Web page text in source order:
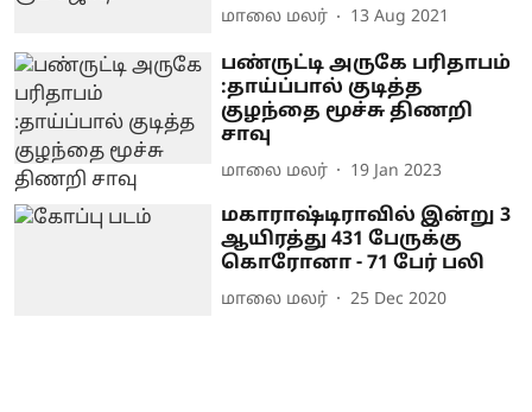
மாலை மலர் 13 Aug 2021
பண்ருட்டி அருகே பரிதாபம்
:தாய்ப்பால் குடித்த
குழந்தை மூச்சு திணறி
சாவு
மாலை மலர் 19 Jan 2023
மகாராஷ்டிராவில் இன்று 3
ஆயிரத்து 431 பேருக்கு
கொரோனா - 71 பேர் பலி
மாலை மலர் 25 Dec 2020